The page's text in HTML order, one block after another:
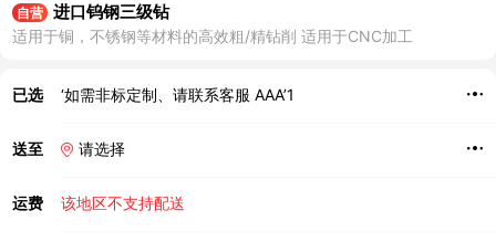
自营 进口钨钢三级钻
适用于铜，不锈钢等材料的高效粗/精钻削 适用于CNC加工
已选 ‘如需非标定制、请联系客服 AAA’1
送至 请选择
运费 该地区不支持配送